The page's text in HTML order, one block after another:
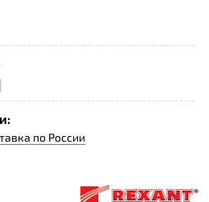
по России